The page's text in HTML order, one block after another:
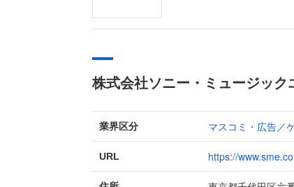
株式会社ソニー・ミュージッ
業界区分 マスコミ・広告／
URL https://